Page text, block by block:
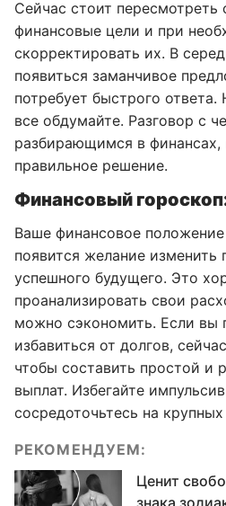
Сейчас стоит пересмотреть
финансовые цели и при
скорректировать их. В
появиться заманчивое
потребует быстрого
все обдумайте. Разговор с
разбирающимся в
правильное решение.
Финансовый
Ваше финансовое положение
появится желание изменить
успешного будущего. Это
проанализировать свои
можно сэкономить. Если вы
избавиться от долгов,
чтобы составить простой и
выплат. Избегайте
сосредоточьтесь на
РЕКОМЕНДУЕМ:
Ценит
знака